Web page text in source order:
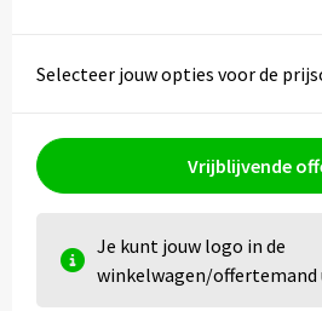
Selecteer jouw opties voor de
Vrijblijvende
Je kunt jouw logo in de
winkelwagen/offertemand